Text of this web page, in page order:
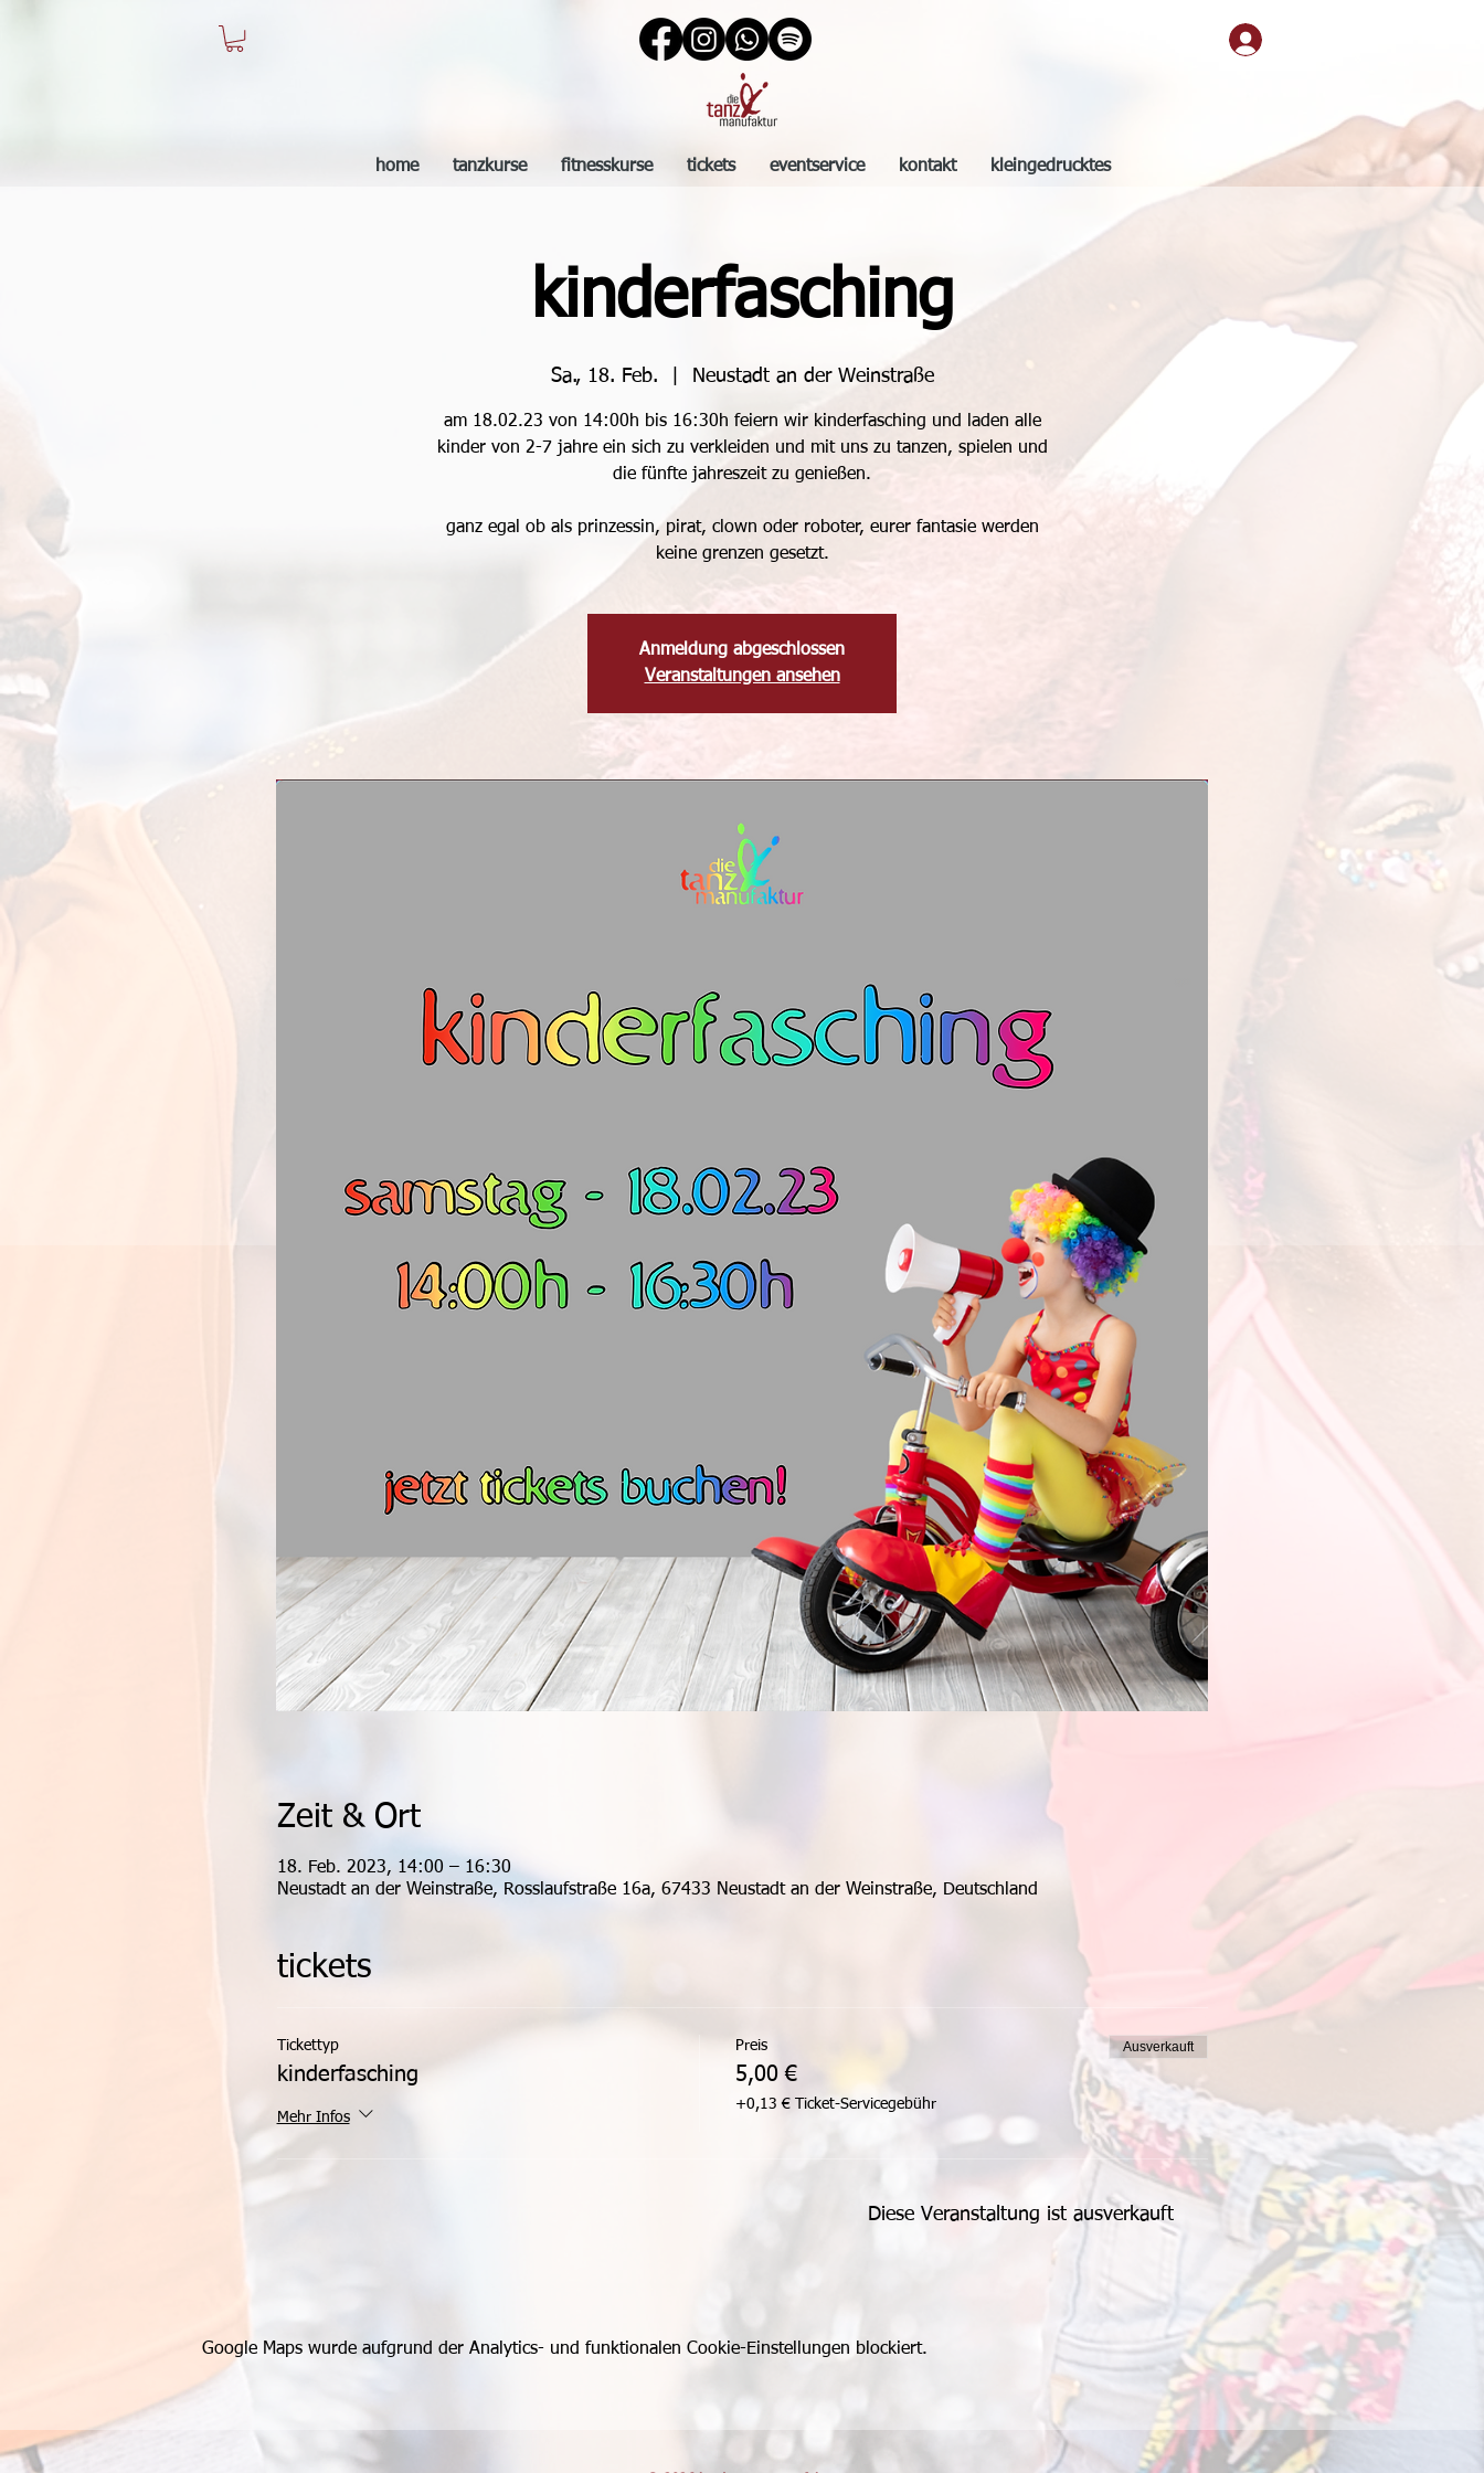
home tanzkurse fitnesskurse tickets eventservice kontakt kleingedrucktes
kinderfasching
Sa., 18. Feb. Neustadt an der Weinstraße
am 18.02.23 von 14:00h bis 16:30h feiern wir kinderfasching und laden alle
kinder von 2-7 jahre ein sich zu verkleiden und mit uns zu tanzen, spielen und
die fünfte jahreszeit zu genießen.
ganz egal ob als prinzessin, pirat, clown oder roboter, eurer fantasie werden
keine grenzen gesetzt.
Anmeldung abgeschlossen
Veranstaltungen ansehen
Zeit & Ort
18. Feb. 2023, 14:00 – 16:30
Neustadt an der Weinstraße, Rosslaufstraße 16a, 67433 Neustadt an der Weinstraße, Deutschland
tickets
Tickettyp
kinderfasching
Mehr Infos
Preis
5,00 €
+0,13 € Ticket-Servicegebühr
Ausverkauft
Diese Veranstaltung ist ausverkauft
Google Maps wurde aufgrund der Analytics- und funktionalen Cookie-Einstellungen blockiert.